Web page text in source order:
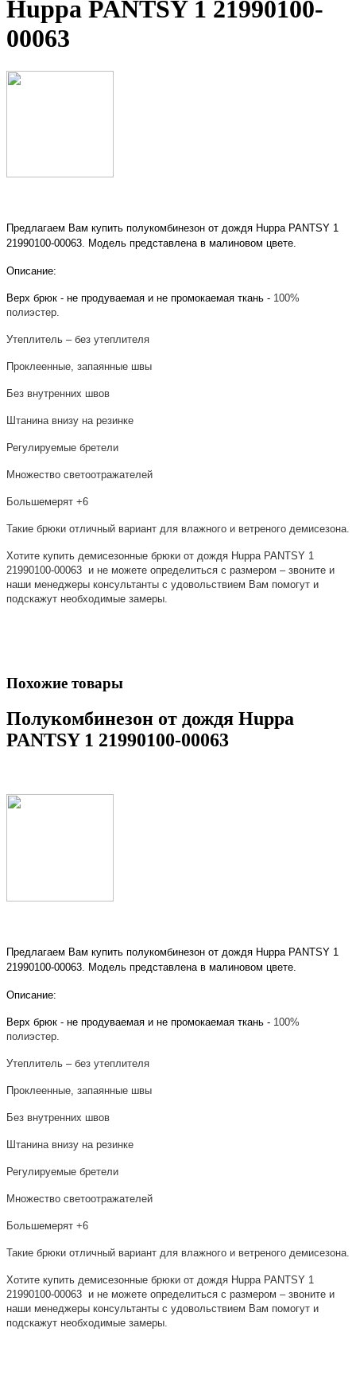
Huppa PANTSY 1 21990100-
00063
Предлагаем Вам купить полукомбинезон от дождя Huppa PANTSY 1
21990100-00063. Модель представлена в малиновом цвете.
Описание:
Верх брюк - не продуваемая и не промокаемая ткань - 100%
полиэстер.
Утеплитель – без утеплителя
Проклеенные, запаянные швы
Без внутренних швов
Штанина внизу на резинке
Регулируемые бретели
Множество светоотражателей
Большемерят +6
Такие брюки отличный вариант для влажного и ветреного демисезона.
Хотите купить демисезонные брюки от дождя Huppa PANTSY 1
21990100-00063 и не можете определиться с размером – звоните и
наши менеджеры консультанты с удовольствием Вам помогут и
подскажут необходимые замеры.
Похожие товары
Полукомбинезон от дождя Huppa
PANTSY 1 21990100-00063
Предлагаем Вам купить полукомбинезон от дождя Huppa PANTSY 1
21990100-00063 . Модель представлена в малиновом цвете.
Описание:
Верх брюк - не продуваемая и не промокаемая ткань - 100%
полиэстер.
Утеплитель – без утеплителя
Проклеенные, запаянные швы
Без внутренних швов
Штанина внизу на резинке
Регулируемые бретели
Множество светоотражателей
Большемерят +6
Такие брюки отличный вариант для влажного и ветреного демисезона.
Хотите купить демисезонные брюки от дождя Huppa PANTSY 1
21990100-00063 и не можете определиться с размером – звоните и
наши менеджеры консультанты с удовольствием Вам помогут и
подскажут необходимые замеры.